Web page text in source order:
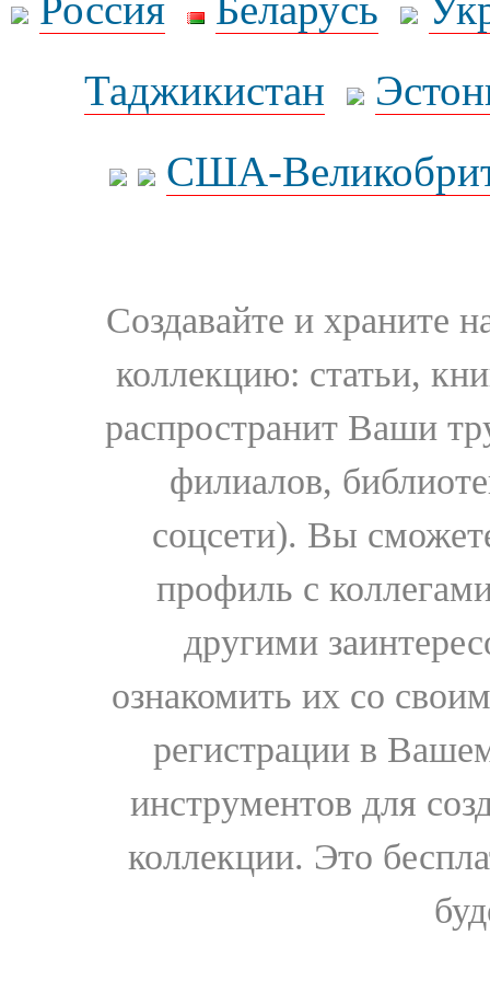
Таджикистан
США-
Создавайте и храните
коллекцию: статьи,
распространит Ваши
филиалов,
соцсети). Вы
профиль с
другими
ознакомить их со
регистрации в
инструментов для
коллекции. Это